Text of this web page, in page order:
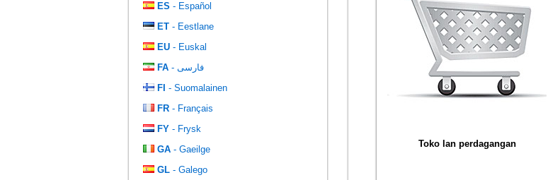
Toko lan perdagangan
ES - Español
ET - Eestlane
EU - Euskal
FA
- فارسی
FI - Suomalainen
FR - Français
FY - Frysk
GA - Gaeilge
GL - Galego